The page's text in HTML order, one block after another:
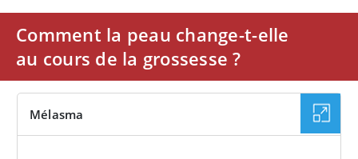
Comment la peau change-t-elle
au cours de la grossesse ?
Mélasma